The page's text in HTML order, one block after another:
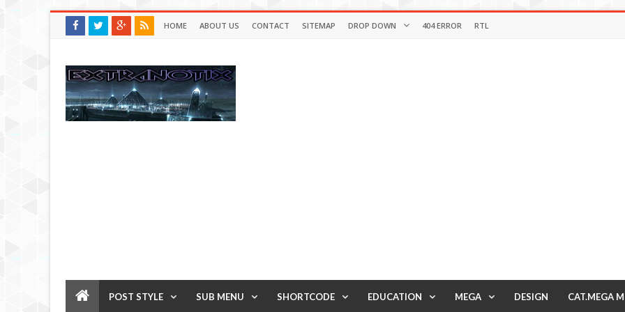
HOME ABOUT US CONTACT SITEMAP DROP DOWN 404 ERROR RTL
POST STYLE SUB MENU SHORTCODE EDUCATION MEGA DESIGN CAT.MEGA